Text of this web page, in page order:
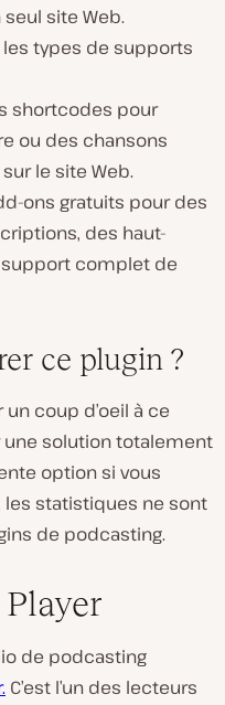
site Web.
types de supports
shortcodes pour
ou des chansons
le site Web.
ons gratuits pour des
des haut-
complet de
ce plugin ?
coup d’oeil à ce
une solution totalement
option si vous
les statistiques ne sont
de podcasting.
de podcasting
C’est l’un des lecteurs